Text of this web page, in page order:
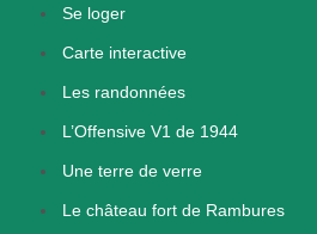
Se loger
Carte interactive
Les randonnées
L’Offensive V1 de 1944
Une terre de verre
Le château fort de Rambures